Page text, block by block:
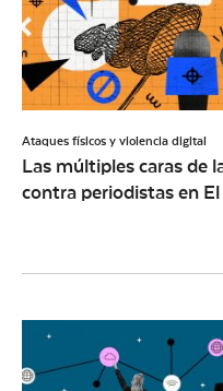
Ataques físicos y violencia digital
Las múltiples caras de
contra periodistas en